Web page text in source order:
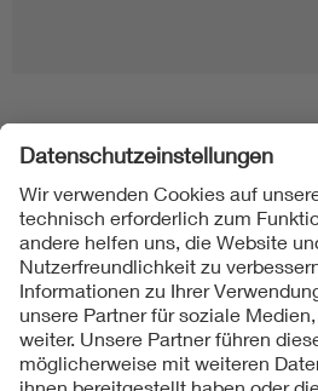
Folgen Sie uns